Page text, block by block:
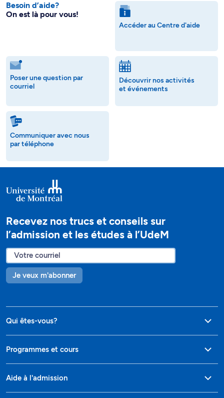
Besoin d’aide?
On est là pour vous!
Accéder au Centre d'aide
Poser une question par
courriel
Découvrir nos activités
et événements
Communiquer avec nous
par téléphone
Recevez nos trucs et conseils sur
l’admission et les études à l’UdeM
Je veux m'abonner
Qui êtes-vous?
Programmes et cours
Aide à l'admission